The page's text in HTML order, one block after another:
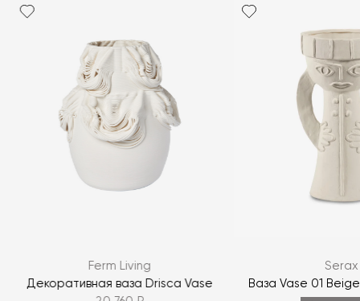
ЗАДАТЬ ВОПРОС
Ferm Living
Декоративная ваза Drisca Vase
Serax
Ваза Vase 01